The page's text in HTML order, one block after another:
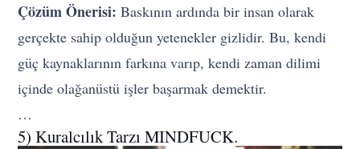
Çözüm Önerisi:Baskının ardında bir insan olarak
gerçekte sahip olduğun yetenekler gizlidir. Bu, kendi
güç kaynaklarının farkına varıp, kendi zaman dilimi
içinde olağanüstü işler başarmak demektir.
…
5) Kuralcılık Tarzı MINDFUCK.